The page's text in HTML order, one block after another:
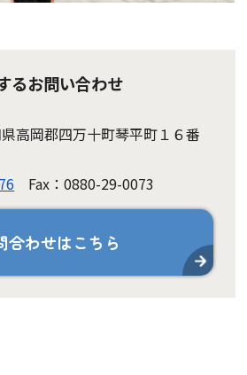
るお問い合わせ
高岡郡四万十町琴平町１６番
Fax：0880-29-0073
合わせはこちら